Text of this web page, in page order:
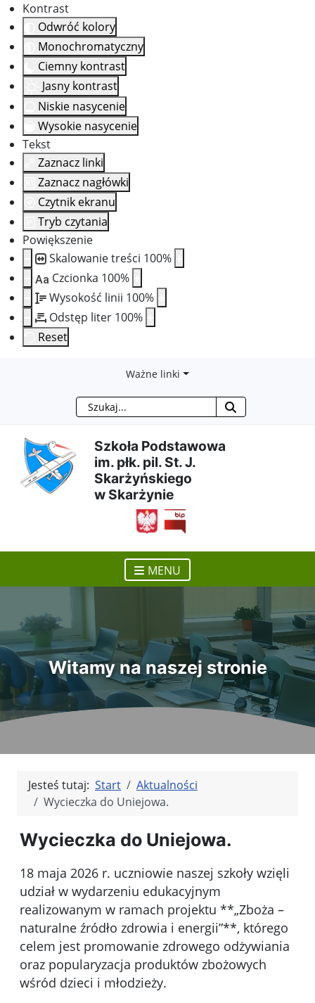
Kontrast
Odwróć kolory
Monochromatyczny
Ciemny kontrast
Jasny kontrast
Niskie nasycenie
Wysokie nasycenie
Tekst
Zaznacz linki
Zaznacz nagłówki
Czytnik ekranu
Tryb czytania
Powiększenie
Skalowanie treści 100%
Aa Czcionka 100%
Wysokość linii 100%
Odstęp liter 100%
Reset
treści
głównej
menu
nawigacyjnego
wyszukiwarki
mapy
strony
Ważne linki
Szukaj
Szkoła Podstawowa
im. płk. pil. St. J.
Skarżyńskiego
w Skarżynie
otwiera się w nowym
MENU
Witamy na naszej stronie
Jesteś tutaj: Start
Aktualności
Wycieczka do Uniejowa.
Wycieczka do Uniejowa.
18 maja 2026 r. uczniowie naszej szkoły wzięli
udział w wydarzeniu edukacyjnym
realizowanym w ramach projektu **„Zboża –
naturalne źródło zdrowia i energii”**, którego
celem jest promowanie zdrowego odżywiania
oraz popularyzacja produktów zbożowych
wśród dzieci i młodzieży.